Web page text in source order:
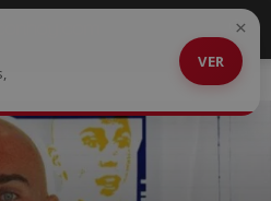
VER
×